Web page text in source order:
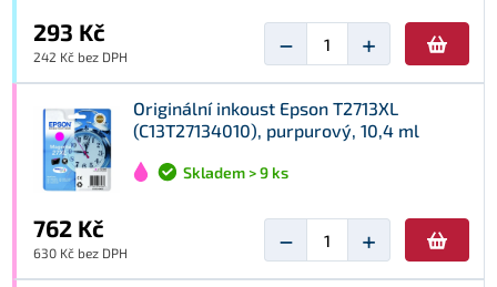
293 Kč
242 Kč bez DPH − +
Originální inkoust Epson T2713XL
(C13T27134010), purpurový, 10,4 ml
Skladem > 9 ks
762 Kč
630 Kč bez DPH − +